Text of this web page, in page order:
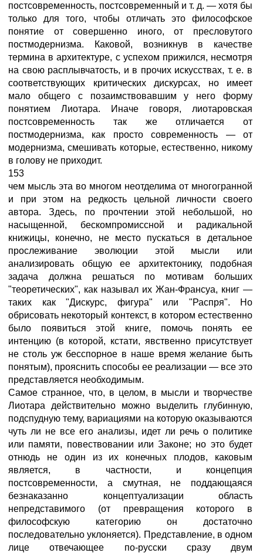
постсовременность, постсовременный и т. д. — хотя бы
только для того, чтобы отличать это философское
понятие от совершенно иного, от пресловутого
постмодернизма. Каковой, возникнув в качестве
термина в архитектуре, с успехом прижился, несмотря
на свою расплывчатость, и в прочих искусствах, т. е. в
соответствующих критических дискурсах, но имеет
мало общего с позаимствовавшим у него форму
понятием Лиотара. Иначе говоря, лиотаровская
постсовременность так же отличается от
постмодернизма, как просто современность — от
модернизма, смешивать которые, естественно, никому
в голову не приходит.
153
чем мысль эта во многом неотделима от многогранной
и при этом на редкость цельной личности своего
автора. Здесь, по прочтении этой небольшой, но
насыщенной, бескомпромиссной и радикальной
книжицы, конечно, не место пускаться в детальное
прослеживание эволюции этой мысли или
анализировать общую ее архитектонику, подобная
задача должна решаться по мотивам больших
"теоретических", как называл их Жан-Франсуа, книг —
таких как "Дискурс, фигура" или "Распря". Но
обрисовать некоторый контекст, в котором естественно
было появиться этой книге, помочь понять ее
интенцию (в которой, кстати, явственно присутствует
не столь уж бесспорное в наше время желание быть
понятым), прояснить способы ее реализации — все это
представляется необходимым.
Самое странное, что, в целом, в мысли и творчестве
Лиотара действительно можно выделить глубинную,
подспудную тему, вариациями на которую оказываются
чуть ли не все его анализы, идет ли речь о политике
или памяти, повествовании или Законе; но это будет
отнюдь не один из их конечных плодов, каковым
является, в частности, и концепция
постсовременности, а смутная, не поддающаяся
безнаказанно концептуализации область
непредставимого (от превращения которого в
философскую категорию он достаточно
последовательно уклоняется). Представление, в одном
лице отвечающее по-русски сразу двум